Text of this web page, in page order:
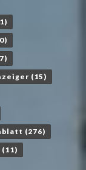
(15)
(276)
(11)